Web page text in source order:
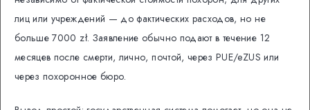
лиц или учреждений — до фактических расходов, но не
больше 7000 zł. Заявление обычно подают в течение 12
месяцев после смерти, лично, почтой, через PUE/eZUS или
через похоронное бюро.